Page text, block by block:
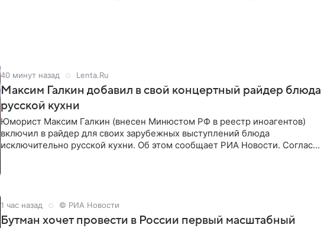
40 минут назад Lenta.Ru
Максим Галкин добавил в свой концертный райдер блюда
русской кухни
Юморист Максим Галкин (внесен Минюстом РФ в реестр иноагентов)
включил в райдер для своих зарубежных выступлений блюда
исключительно русской кухни. Об этом сообщает РИА Новости. Согласно
1 час назад © РИА Новости
Бутман хочет провести в России первый масштабный